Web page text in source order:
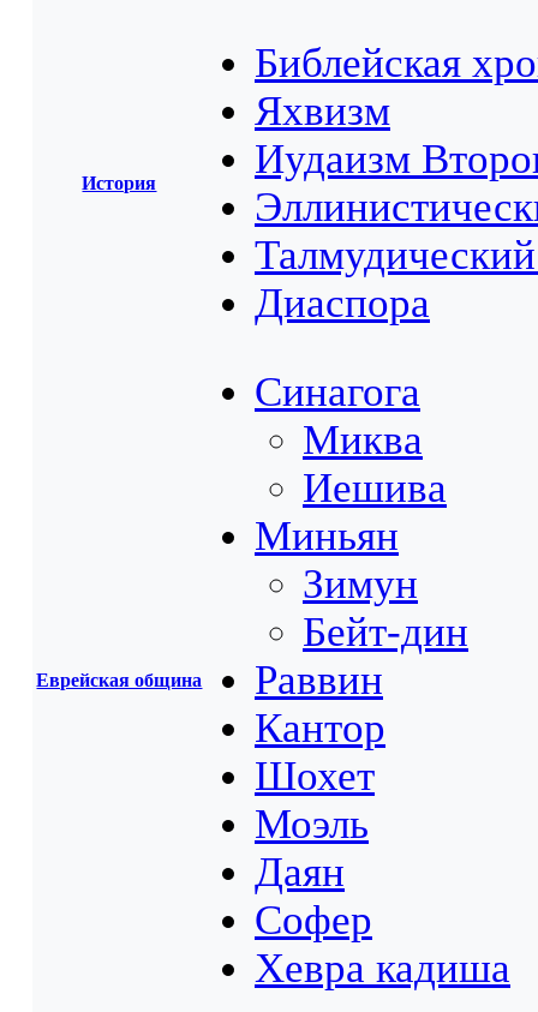
История
Библейская
Яхвизм
Иудаизм
Диаспора
Еврейская община
Синагога
Миква
Иешива
Миньян
Зимун
Бейт-дин
Раввин
Кантор
Шохет
Моэль
Даян
Софер
Хевра кадиша